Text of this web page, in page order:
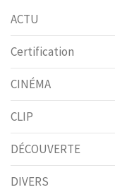
ACTU
Certification
CINÉMA
CLIP
DÉCOUVERTE
DIVERS